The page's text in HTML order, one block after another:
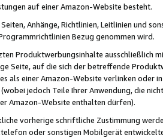
auf einer Amazon-Website besteht.
Anhänge, Richtlinien, Leitlinien und
Bezug genommen wird.
Produktwerbungsinhalte ausschließlich
Seite, auf die sich der betreffende
als einer Amazon-Website verlinken oder
jedoch Teile Ihrer Anwendung, die
Amazon-Website enthalten dürfen).
vorherige schriftliche Zustimmung
oder sonstigen Mobilgerät